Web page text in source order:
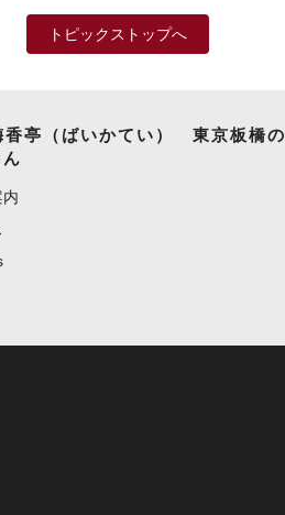
トピックストップへ
亭（ばいかてい） 東京板橋の